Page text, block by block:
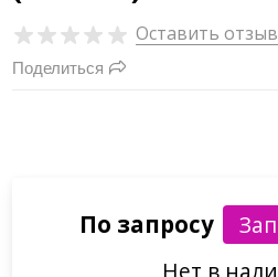
Оставить отзыв
Поделиться